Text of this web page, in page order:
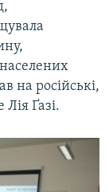
на російські,
Ґазі.